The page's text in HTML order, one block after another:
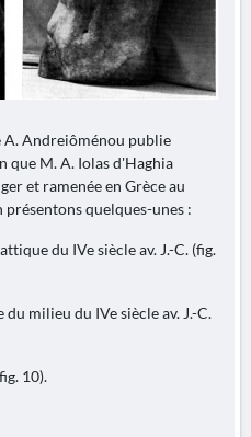
Andreiôménou publie
que M. A. Iolas d'Haghia
et ramenée en Grèce au
quelques-unes :
du IVe siècle av. J.-C. (fig.
milieu du IVe siècle av. J.-C.
10).